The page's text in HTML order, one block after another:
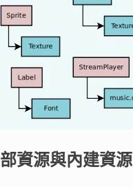
資源與內建資源